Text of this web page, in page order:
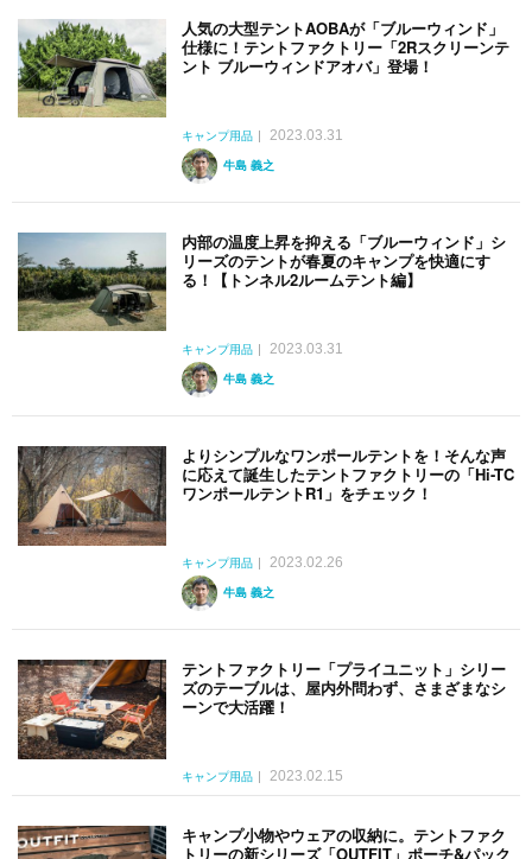
人気の大型テントAOBAが「ブルーウィンド」
仕様に！テントファクトリー「2Rスクリーンテ
ント ブルーウィンドアオバ」登場！
キャンプ用品
2023.03.31
牛島 義之
内部の温度上昇を抑える「ブルーウィンド」シ
リーズのテントが春夏のキャンプを快適にす
る！【トンネル2ルームテント編】
キャンプ用品
2023.03.31
牛島 義之
よりシンプルなワンポールテントを！そんな声
に応えて誕生したテントファクトリーの「Hi-TC
ワンポールテントR1」をチェック！
キャンプ用品
2023.02.26
牛島 義之
テントファクトリー「プライユニット」シリー
ズのテーブルは、屋内外問わず、さまざまなシ
ーンで大活躍！
キャンプ用品 2023.02.15
キャンプ小物やウェアの収納に。テントファク
トリーの新シリーズ「OUTFIT」ポーチ&パック